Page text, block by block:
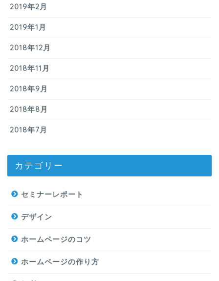
2019年2月
2019年1月
2018年12月
2018年11月
2018年9月
2018年8月
2018年7月
カテゴリー
セミナーレポート
デザイン
ホームページのコツ
ホームページの作り方